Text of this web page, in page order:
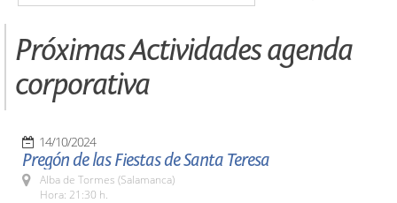
Próximas Actividades agenda
corporativa
14/10/2024
Pregón de las Fiestas de Santa Teresa
Alba de Tormes (Salamanca)
Hora: 21:30 h.